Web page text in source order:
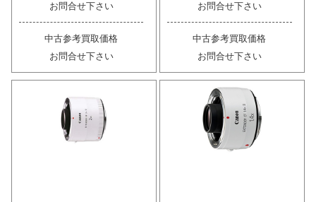
お問合せ下さい
中古参考買取価格
お問合せ下さい
お問合せ下さい
中古参考買取価格
お問合せ下さい